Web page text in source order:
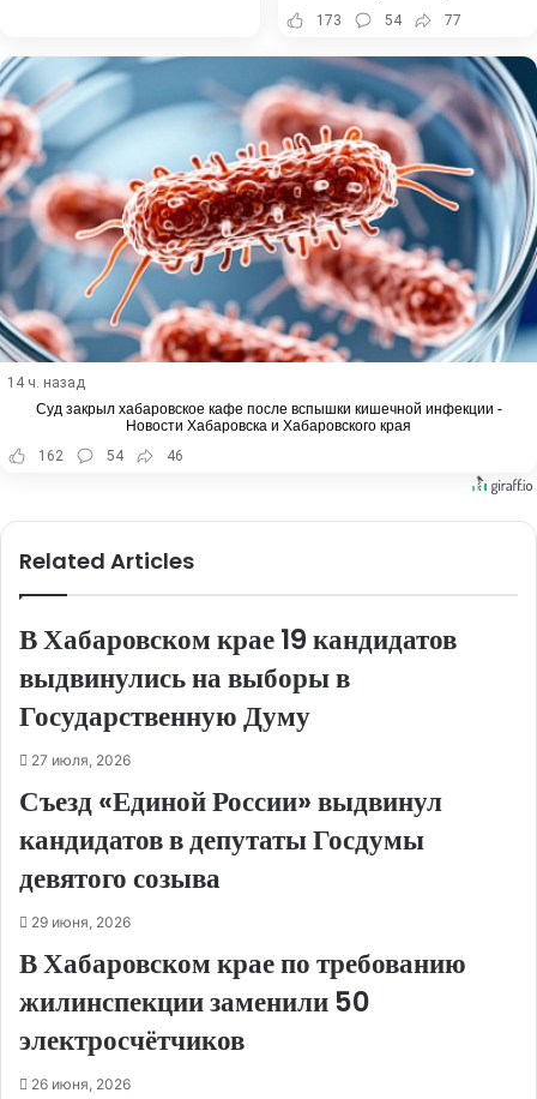
173
54 77
14 ч. назад
Суд закрыл хабаровское кафе после вспышки кишечной инфекции -
Новости Хабаровска и Хабаровского края
162
54 46
Related Articles
В Хабаровском крае 19 кандидатов
выдвинулись на выборы в
Государственную Думу
27 июля, 2026
Съезд «Единой России» выдвинул
кандидатов в депутаты Госдумы
девятого созыва
29 июня, 2026
В Хабаровском крае по требованию
жилинспекции заменили 50
электросчётчиков
26 июня, 2026